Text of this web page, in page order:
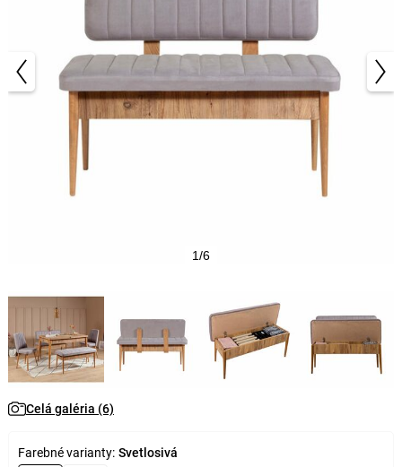
1/6
Celá galéria (6)
Farebné varianty: Svetlosivá